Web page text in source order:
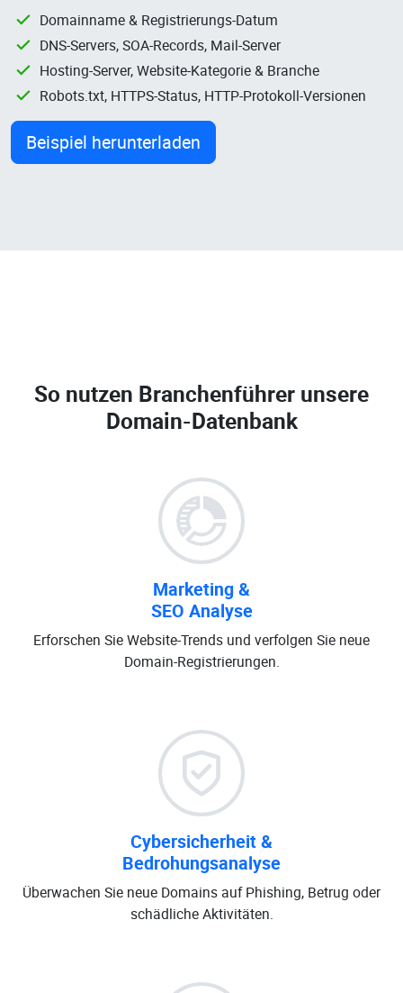
Domainname & Registrierungs-Datum
DNS-Servers, SOA-Records, Mail-Server
Hosting-Server, Website-Kategorie & Branche
Robots.txt, HTTPS-Status, HTTP-Protokoll-Versionen
Beispiel herunterladen
So nutzen Branchenführer unsere
Domain-Datenbank
Marketing &
SEO Analyse
Erforschen Sie Website-Trends und verfolgen Sie neue
Domain-Registrierungen.
Cybersicherheit &
Bedrohungsanalyse
Überwachen Sie neue Domains auf Phishing, Betrug oder
schädliche Aktivitäten.